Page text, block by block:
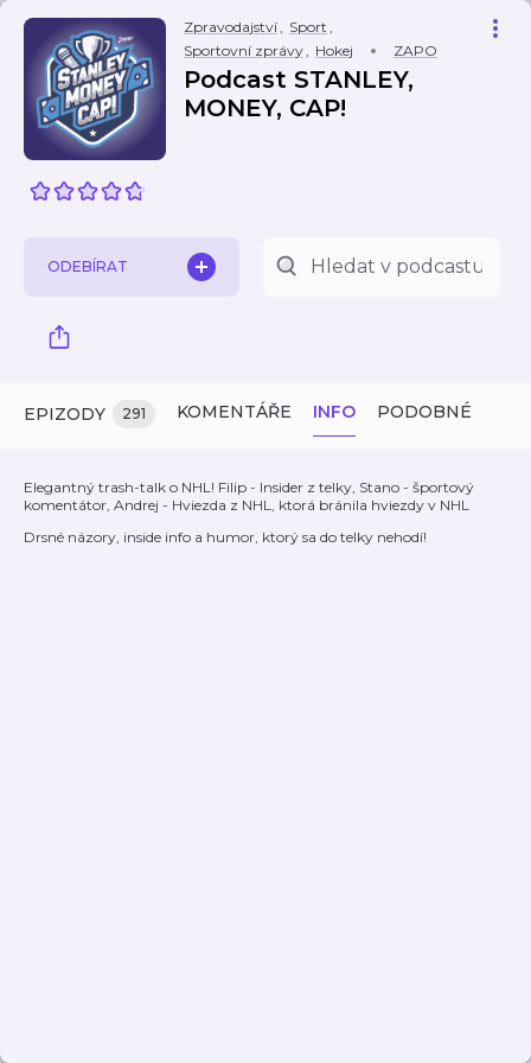
Zpravodajství, Sport ,
Sportovní zprávy, Hokej ZAPO
Podcast STANLEY,
MONEY, CAP!
ODEBÍRAT
EPIZODY 291 KOMENTÁŘE INFO PODOBNÉ
Elegantný trash-talk o NHL! Filip - Insider z telky, Stano - športový
komentátor, Andrej - Hviezda z NHL, ktorá bránila hviezdy v NHL
Drsné názory, inside info a humor, ktorý sa do telky nehodí!